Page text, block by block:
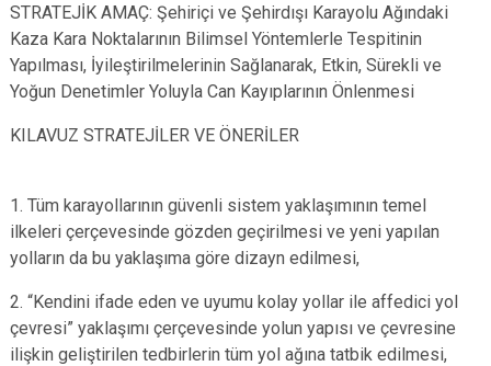
STRATEJİK AMAÇ: Şehiriçi ve Şehirdışı Karayolu Ağındaki
Kaza Kara Noktalarının Bilimsel Yöntemlerle Tespitinin
Yapılması, İyileştirilmelerinin Sağlanarak, Etkin, Sürekli ve
Yoğun Denetimler Yoluyla Can Kayıplarının Önlenmesi
KILAVUZ STRATEJİLER VE ÖNERİLER
1. Tüm karayollarının güvenli sistem yaklaşımının temel
ilkeleri çerçevesinde gözden geçirilmesi ve yeni yapılan
yolların da bu yaklaşıma göre dizayn edilmesi,
2. “Kendini ifade eden ve uyumu kolay yollar ile affedici yol
çevresi” yaklaşımı çerçevesinde yolun yapısı ve çevresine
ilişkin geliştirilen tedbirlerin tüm yol ağına tatbik edilmesi,